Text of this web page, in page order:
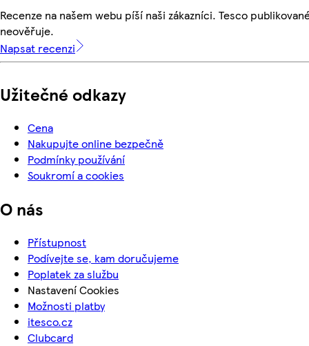
Recenze na našem webu píší naši zákazníci. Tesco
neověřuje.
Napsat recenzi
Užitečné odkazy
Cena
Nakupujte online bezpečně
Podmínky používání
Soukromí a cookies
O nás
Přístupnost
Podívejte se, kam doručujeme
Poplatek za službu
Nastavení Cookies
Možnosti platby
itesco.cz
Clubcard